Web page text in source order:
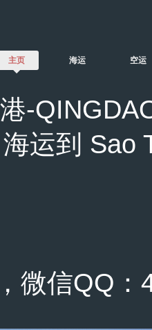
主页 海运 空运
运到 Sao
微信QQ：